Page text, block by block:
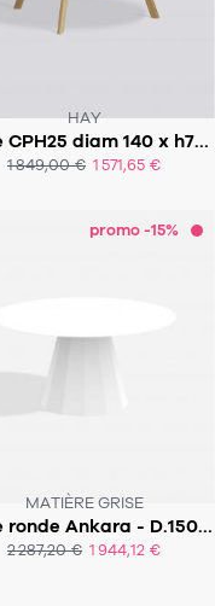
HAY
Table CPH25 diam 140 x h74cm
1 849,00 € 1 571,65 €
SOUS 6-8 SEMAINES
ACHAT EXPRESS
promo -15%
MATIÈRE GRISE
Table ronde Ankara - D.150x76 cm - Indoor
2 287,20 € 1 944,12 €
SOUS 4-5 SEMAINES!
ACHAT EXPRESS